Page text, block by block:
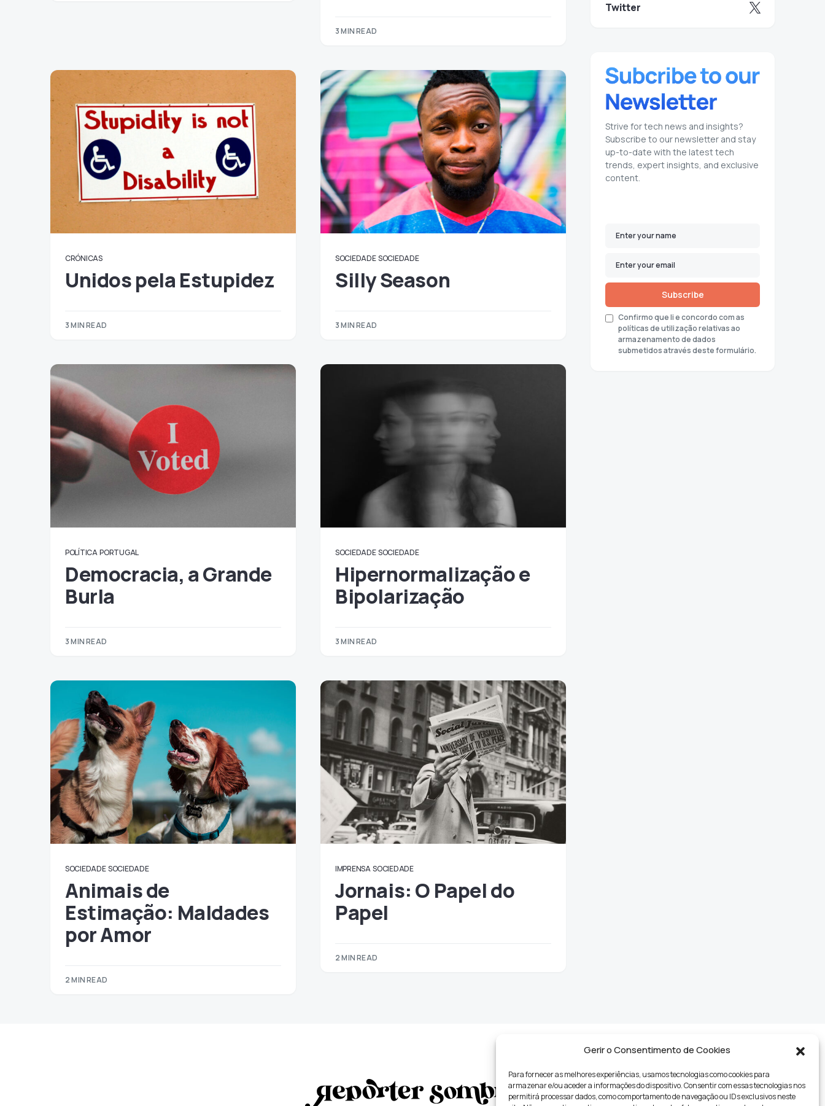
Gerir o Consentimento de Cookies
Para fornecer as melhores experiências, usamos tecnologias como cookies para
armazenar e/ou aceder a informações do dispositivo. Consentir com essas tecnologias nos
permitirá processar dados, como comportamento de navegação ou IDs exclusivos neste
3 MIN READ
CRÓNICAS
Unidos pela Estupidez
3 MIN READ
SOCIEDADE SOCIEDADE
Silly Season
3 MIN READ
POLÍTICA PORTUGAL
Democracia, a Grande
Burla
3 MIN READ
SOCIEDADE SOCIEDADE
Hipernormalização e
Bipolarização
3 MIN READ
SOCIEDADE SOCIEDADE
Animais de
Estimação: Maldades
por Amor
2 MIN READ
IMPRENSA SOCIEDADE
Jornais: O Papel do
Papel
2 MIN READ
Twitter
Strive for tech news and insights?
Subscribe to our newsletter and stay
up-to-date with the latest tech
trends, expert insights, and exclusive
content.
Subscribe
Confirmo que li e concordo com as
políticas de utilização relativas ao
armazenamento de dados
submetidos através deste formulário.